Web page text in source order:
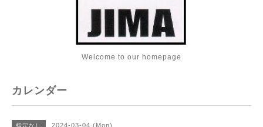
Welcome to our homepage
カレンダー
指定なし 2024-03-04 (Mon)